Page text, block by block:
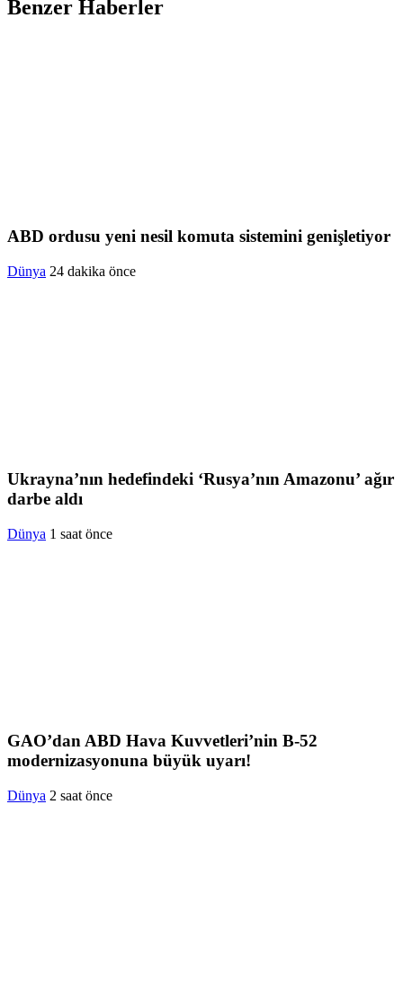
Benzer Haberler
ABD ordusu yeni nesil komuta sistemini genişletiyor
Dünya 24 dakika önce
Ukrayna’nın hedefindeki ‘Rusya’nın Amazonu’ ağır
darbe aldı
Dünya 1 saat önce
GAO’dan ABD Hava Kuvvetleri’nin B-52
modernizasyonuna büyük uyarı!
Dünya 2 saat önce